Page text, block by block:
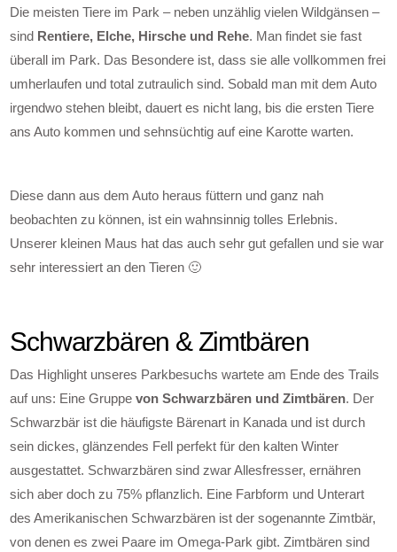
Die meisten Tiere im Park – neben unzählig vielen Wildgänsen –
sind Rentiere, Elche, Hirsche und Rehe. Man findet sie fast
überall im Park. Das Besondere ist, dass sie alle vollkommen frei
umherlaufen und total zutraulich sind. Sobald man mit dem Auto
irgendwo stehen bleibt, dauert es nicht lang, bis die ersten Tiere
ans Auto kommen und sehnsüchtig auf eine Karotte warten.
Diese dann aus dem Auto heraus füttern und ganz nah
beobachten zu können, ist ein wahnsinnig tolles Erlebnis.
Unserer kleinen Maus hat das auch sehr gut gefallen und sie war
sehr interessiert an den Tieren 🙂
Schwarzbären & Zimtbären
Das Highlight unseres Parkbesuchs wartete am Ende des Trails
auf uns: Eine Gruppevon Schwarzbären und Zimtbären. Der
Schwarzbär ist die häufigste Bärenart in Kanada und ist durch
sein dickes, glänzendes Fell perfekt für den kalten Winter
ausgestattet. Schwarzbären sind zwar Allesfresser, ernähren
sich aber doch zu 75% pflanzlich. Eine Farbform und Unterart
des Amerikanischen Schwarzbären ist der sogenannte Zimtbär,
von denen es zwei Paare im Omega-Park gibt. Zimtbären sind